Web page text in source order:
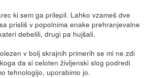
ki sem ga prilepil. Lahko vzameš dve
prisliš v popolnima enake prehranjevalne
debelili, drugi pa hujšali.
v bolj skrajnih primerih se mi ne zdi
da si celoten življenski slog podredi
tehnologijo, uporabimo jo.